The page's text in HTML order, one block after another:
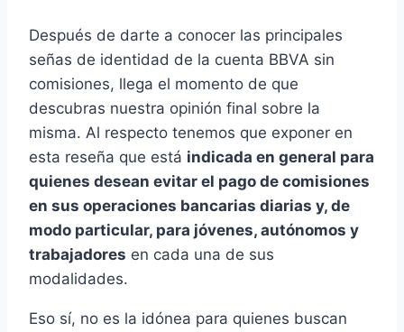
Después de darte a conocer las principales
señas de identidad de la cuenta BBVA sin
comisiones, llega el momento de que
descubras nuestra opinión final sobre la
misma. Al respecto tenemos que exponer en
esta reseña que está indicada en general para
quienes desean evitar el pago de comisiones
en sus operaciones bancarias diarias y, de
modo particular, para jóvenes, autónomos y
trabajadores en cada una de sus
modalidades.
Eso sí, no es la idónea para quienes buscan